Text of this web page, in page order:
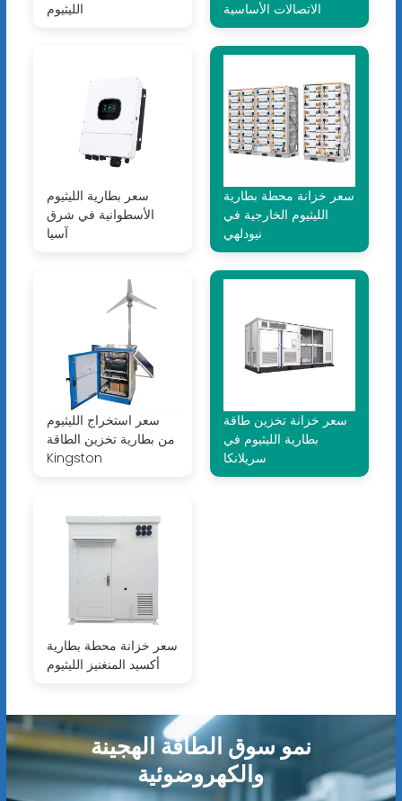
الليثيوم الاتصالات الأساسية
سعر بطارية الليثيوم
الأسطوانية في شرق
آسيا
سعر خزانة محطة بطارية
الليثيوم الخارجية في
نيودلهي
سعر استخراج الليثيوم
من بطارية تخزين الطاقة
Kingston
سعر خزانة تخزين طاقة
بطارية الليثيوم في
سريلانكا
سعر خزانة محطة بطارية
أكسيد المنغنيز الليثيوم
نمو سوق الطاقة الهجينة
والكهروضوئية